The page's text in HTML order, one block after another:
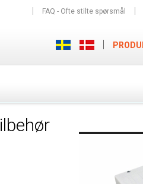
FAQ - Ofte stilte spørsmål